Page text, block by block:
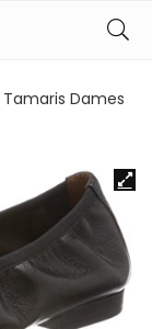
Tamaris Dames